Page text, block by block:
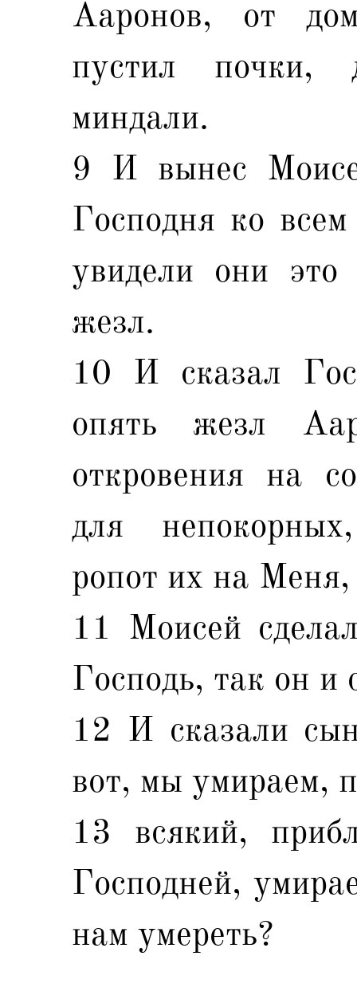
Ааронов, от
пустил
миндали.
9 И вынес
Господня ко
увидели они
жезл.
10 И сказал
опять жезл
откровения на
для
ропот их на
11 Моисей
Господь, так он и
12 И сказали
вот, мы умираем,
13 всякий,
Господней,
нам умереть?